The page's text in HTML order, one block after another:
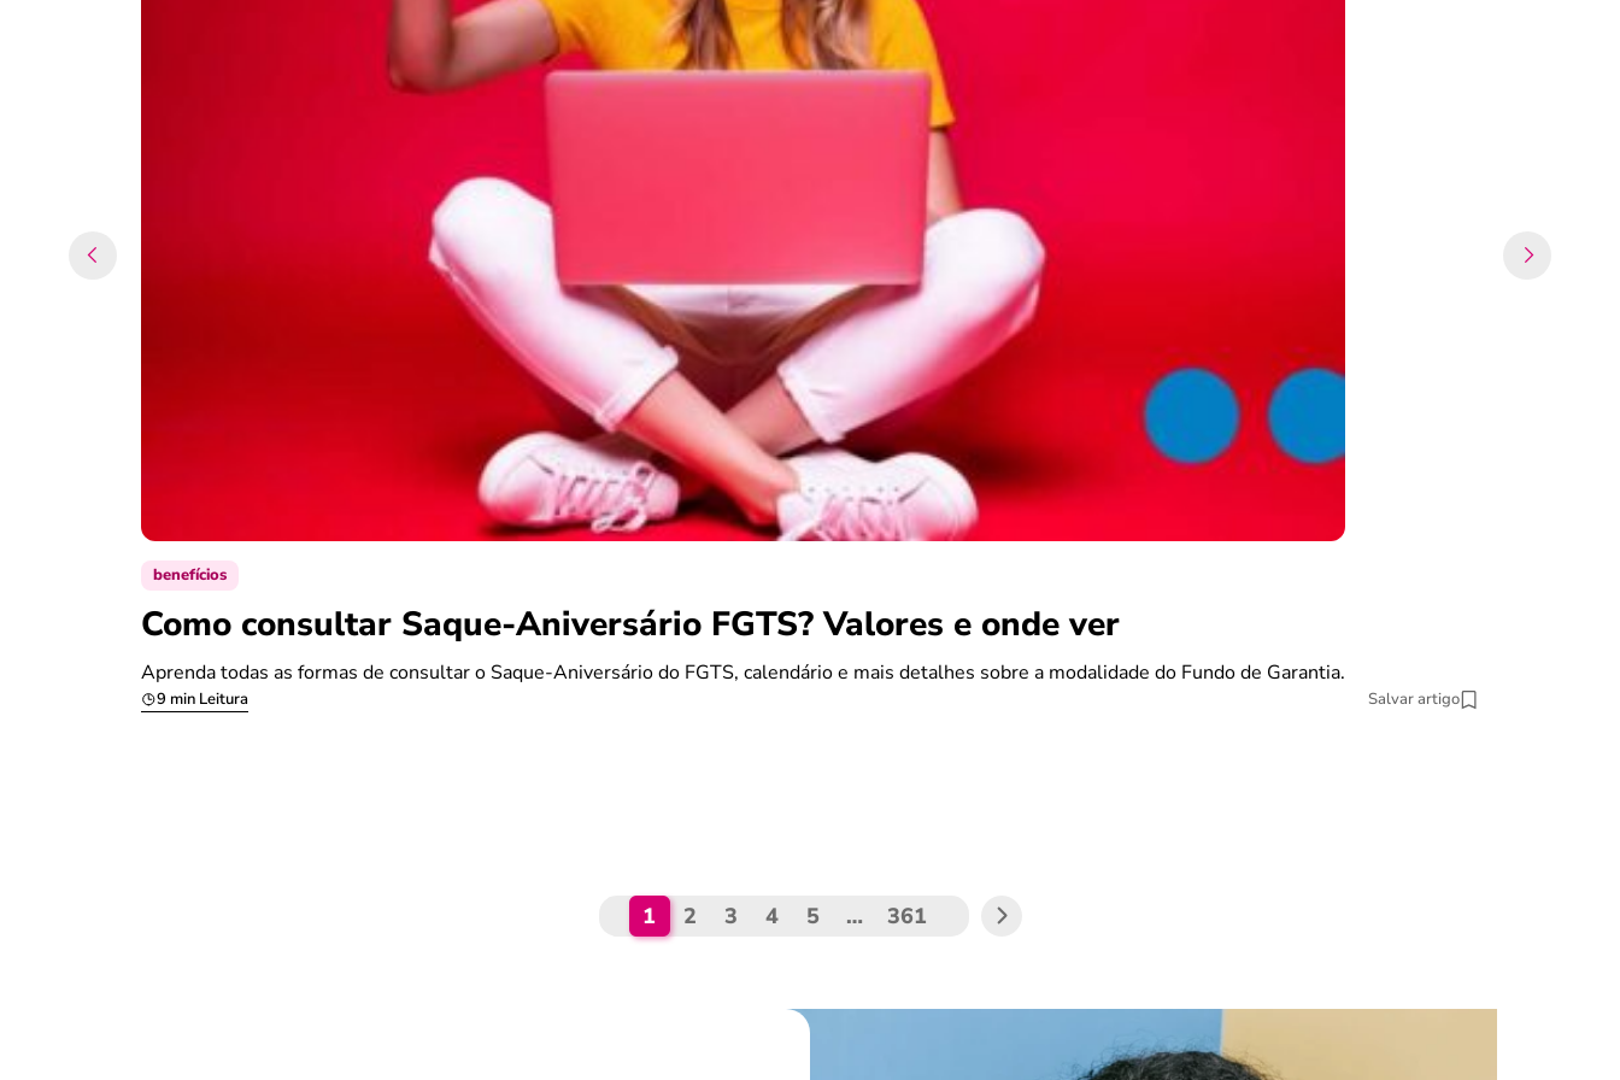
benefícios
Como consultar Saque-Aniversário FGTS? Valores e onde ver
Aprenda todas as formas de consultar o Saque-Aniversário do FGTS, calendário e mais detalhes sobre a modalidade do Fundo de Garantia.
9 min Leitura Salvar artigo
1 2 3 4 5 … 361